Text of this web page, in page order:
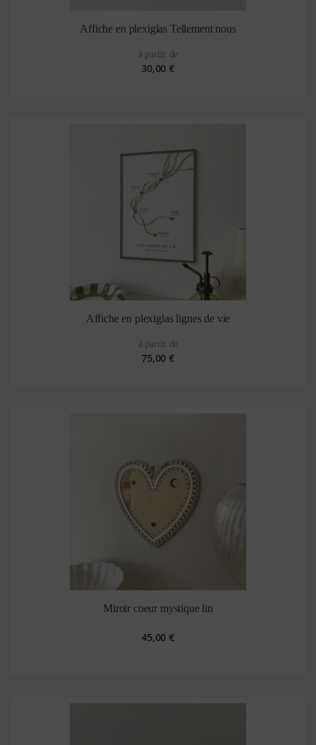
Affiche en plexiglas Tellement nous
à partir de
30,00 €
Affiche en plexiglas lignes de vie
à partir de
75,00 €
Miroir coeur mystique lin
45,00 €